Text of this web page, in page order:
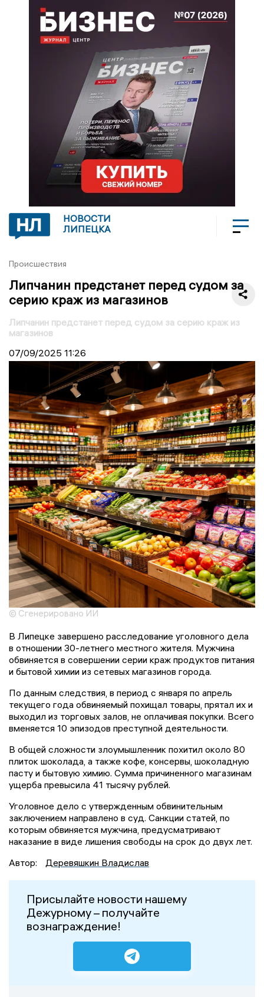
НОВОСТИ
ЛИПЕЦКА
Происшествия
Липчанин предстанет перед судом за
серию краж из магазинов
Липчанин предстанет перед судом за серию краж из
магазинов
07/09/2025 11:26
© Сгенерировано ИИ
В Липецке завершено расследование уголовного дела
в отношении 30-летнего местного жителя. Мужчина
обвиняется в совершении серии краж продуктов питания
и бытовой химии из сетевых магазинов города.
По данным следствия, в период с января по апрель
текущего года обвиняемый похищал товары, прятал их и
выходил из торговых залов, не оплачивая покупки. Всего
вменяется 10 эпизодов преступной деятельности.
В общей сложности злоумышленник похитил около 80
плиток шоколада, а также кофе, консервы, шоколадную
пасту и бытовую химию. Сумма причиненного магазинам
ущерба превысила 41 тысячу рублей.
Уголовное дело с утвержденным обвинительным
заключением направлено в суд. Санкции статей, по
которым обвиняется мужчина, предусматривают
наказание в виде лишения свободы на срок до двух лет.
Автор:
Деревяшкин Владислав
Присылайте новости нашему
Дежурному – получайте
вознаграждение!